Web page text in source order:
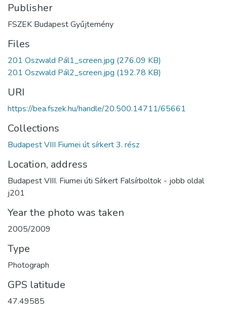
Publisher
FSZEK Budapest Gyűjtemény
Files
201 Oszwald Pál1_screen.jpg (276.09 KB)
201 Oszwald Pál2_screen.jpg (192.78 KB)
URI
https://bea.fszek.hu/handle/20.500.14711/65661
Collections
Budapest VIII Fiumei út sírkert 3. rész
Location, address
Budapest VIII. Fiumei úti Sírkert Falsírboltok - jobb oldal
j201
Year the photo was taken
2005/2009
Type
Photograph
GPS latitude
47.49585